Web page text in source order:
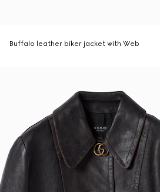
Buffalo leather biker jacket with Web